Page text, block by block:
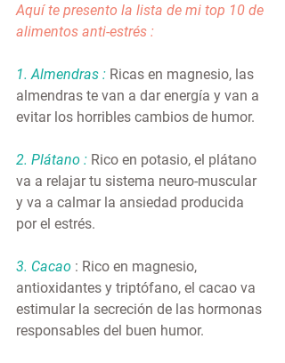
Aquí te presento la lista de mi top 10 de
alimentos anti-estrés :
1. Almendras : Ricas en magnesio, las
almendras te van a dar energía y van a
evitar los horribles cambios de humor.
2. Plátano : Rico en potasio, el plátano
va a relajar tu sistema neuro-muscular
y va a calmar la ansiedad producida
por el estrés.
3. Cacao : Rico en magnesio,
antioxidantes y triptófano, el cacao va
estimular la secreción de las hormonas
responsables del buen humor.